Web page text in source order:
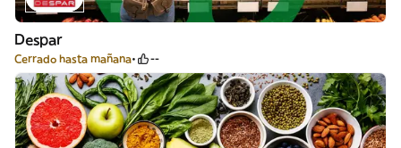
Despar
Cerrado hasta mañana --